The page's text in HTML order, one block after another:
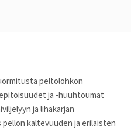
peltolohkon
ja -huuhtoumat
ja lihakarjan
kaltevuuden ja erilaisten